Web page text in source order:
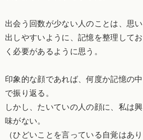
出会う回数が少ない人のことは、思い
出しやすいように、記憶を整理してお
く必要があるように思う。
印象的な顔であれば、何度か記憶の中
で振り返る。
しかし、たいていの人の顔に、私は興
味がない。
（ひどいことを言っている自覚はあり